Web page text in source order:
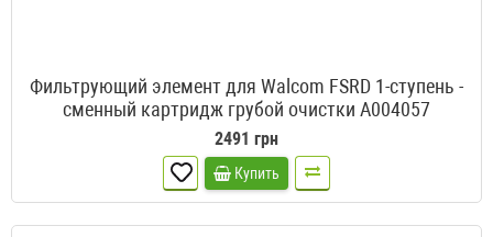
Фильтрующий элемент для Walcom FSRD 1-ступень -
сменный картридж грубой очистки A004057
(3064087)
2491 грн
Купить